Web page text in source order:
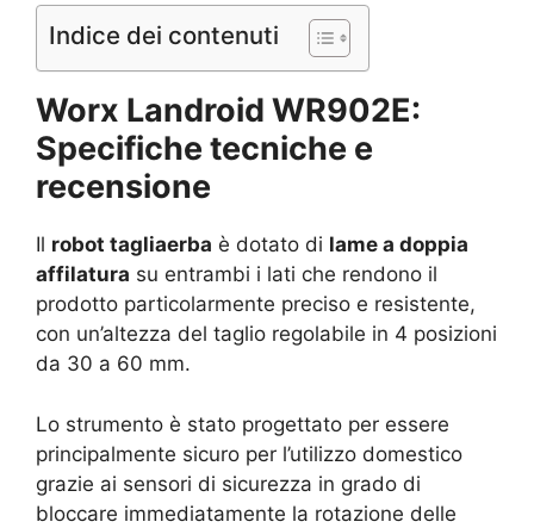
Indice dei contenuti
Worx Landroid WR902E:
Specifiche tecniche e
recensione
Il robot tagliaerba è dotato di lame a doppia
affilatura su entrambi i lati che rendono il
prodotto particolarmente preciso e resistente,
con un’altezza del taglio regolabile in 4 posizioni
da 30 a 60 mm.
Lo strumento è stato progettato per essere
principalmente sicuro per l’utilizzo domestico
grazie ai sensori di sicurezza in grado di
bloccare immediatamente la rotazione delle